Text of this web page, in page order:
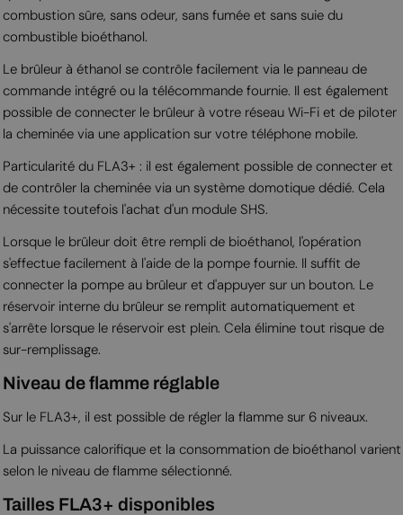
combustion sûre, sans odeur, sans fumée et sans suie du
combustible bioéthanol.
Le brûleur à éthanol se contrôle facilement via le panneau de
commande intégré ou la télécommande fournie. Il est également
possible de connecter le brûleur à votre réseau Wi-Fi et de piloter
la cheminée via une application sur votre téléphone mobile.
Particularité du FLA3+ : il est également possible de connecter et
de contrôler la cheminée via un système domotique dédié. Cela
nécessite toutefois l'achat d'un module SHS.
Lorsque le brûleur doit être rempli de bioéthanol, l'opération
s'effectue facilement à l'aide de la pompe fournie. Il suffit de
connecter la pompe au brûleur et d'appuyer sur un bouton. Le
réservoir interne du brûleur se remplit automatiquement et
s'arrête lorsque le réservoir est plein. Cela élimine tout risque de
sur-remplissage.
Niveau de flamme réglable
Sur le FLA3+, il est possible de régler la flamme sur 6 niveaux.
La puissance calorifique et la consommation de bioéthanol varient
selon le niveau de flamme sélectionné.
Tailles FLA3+ disponibles